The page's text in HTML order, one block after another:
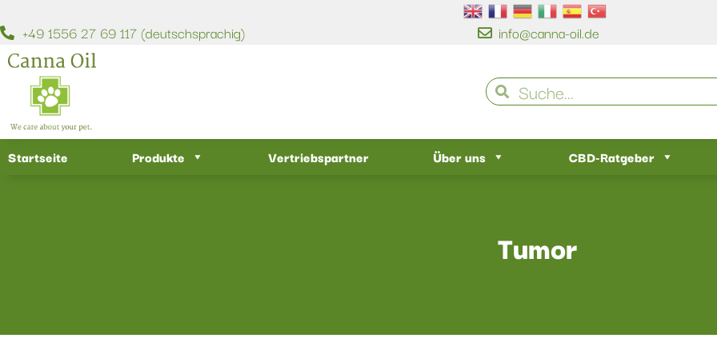
+49 1556 27 69 117 (deutschsprachig) info@canna-oil.de
Startseite Produkte Vertriebspartner Über uns CBD-Ratgeber
Tumor